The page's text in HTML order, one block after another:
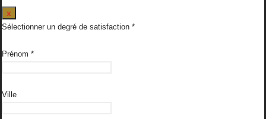
x
ce
formulaire.
Sélectionner un degré de satisfaction
Prénom *
Ville